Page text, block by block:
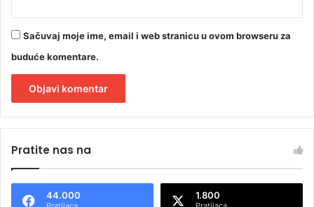
Sačuvaj moje ime, email i web stranicu u ovom browseru za
buduće komentare.
tPratite nas na
44.000 1.800